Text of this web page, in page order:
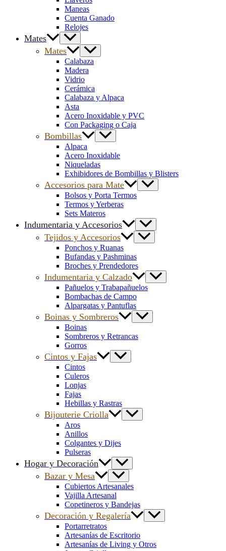
Maneas
Cuenta Ganado
Relojes
Mates
Mates
Calabaza
Madera
Vidrio
Cerámica
Calabaza y Alpaca
Asta
Acero Inoxidable y PVC
Con Packaging o Caja
Bombillas
Alpaca
Acero Inoxidable
Niqueladas
Exhibidores de Bombillas y Blisters
Accesorios para Mate
Bolsos y Porta Termos
Termos y Yerberas
Sets Materos
Indumentaria y Accesorios
Tejidos y Accesorios
Ponchos y Ruanas
Bufandas y Pashminas
Broches y Prendedores
Indumentaria y Calzado
Pañuelos y Trabapañuelos
Bombachas de Campo
Alpargatas y Pantuflas
Boinas y Sombreros
Boinas
Sombreros y Retrancas
Gorros
Cintos y Fajas
Cintos
Culeros
Lonjas
Fajas
Hebillas y Rastras
Bijouterie Criolla
Aros
Anillos
Colgantes y Dijes
Pulseras
Hogar y Decoración
Bazar y Mesa
Cubiertos Artesanales
Vajilla Artesanal
Copetineros y Bandejas
Decoración y Regalería
Portarretratos
Artesanías de Escritorio
Artesanías de Living y Otros